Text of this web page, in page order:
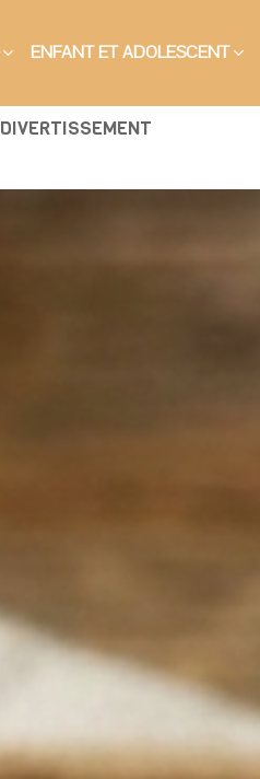
ENFANT ET ADOLESCENT
DIVERTISSEMENT